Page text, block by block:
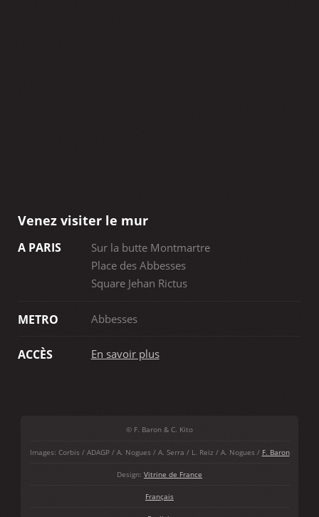
Venez visiter le mur
A PARIS
Sur la butte Montmartre
Place des Abbesses
Square Jehan Rictus
METRO Abbesses
ACCÈS En savoir plus
© F. Baron & C. Kito
Images: Corbis / ADAGP / A. Nogues / A. Serra / L. Reiz / A. Nogues / F. Baron
Design: Vitrine de France
Français